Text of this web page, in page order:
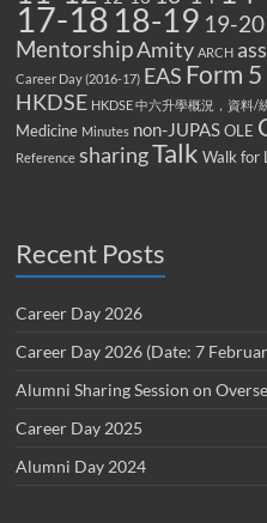
17-18 18-19 19-20
MentorshipAmity ARCH
Career Day (2016-17) EAS Form 5
HKDSE HKDSE 中六升學概況，資料/
Medicine Minutes non-JUPAS OLE
Reference sharingTalk Walk for
Recent Posts
Career Day 2026
Career Day 2026 (Date: 7
Alumni Sharing Session on
Career Day 2025
Alumni Day 2024